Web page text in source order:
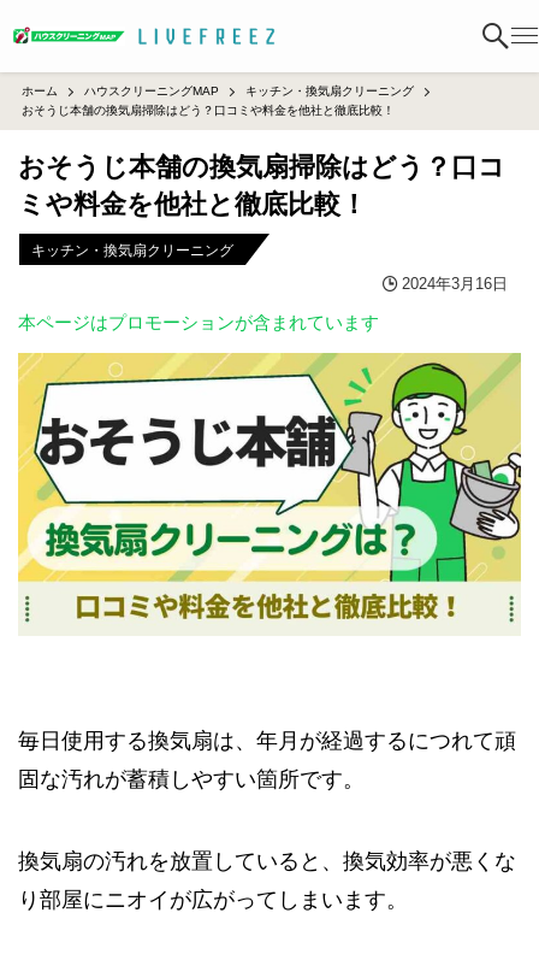
ホーム ハウスクリーニングMAP
キッチン・換気扇クリーニング
おそうじ本舗の換気扇掃除はどう？口コミや料金を他社と徹底比較！
おそうじ本舗の換気扇掃除はどう？口コ
ミや料金を他社と徹底比較！
キッチン・換気扇クリーニング
2024年3月16日
本ページはプロモーションが含まれています
毎日使用する換気扇は、年月が経過するにつれて頑
固な汚れが蓄積しやすい箇所です。
換気扇の汚れを放置していると、換気効率が悪くな
り部屋にニオイが広がってしまいます。